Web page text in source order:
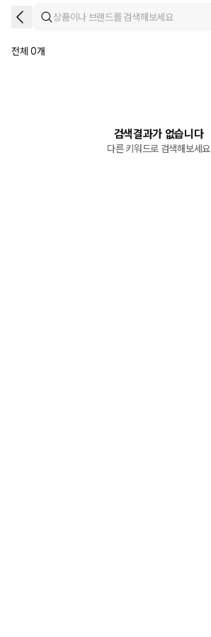
전체 0개
검색결과가 없습니다
다른 키워드로 검색해보세요